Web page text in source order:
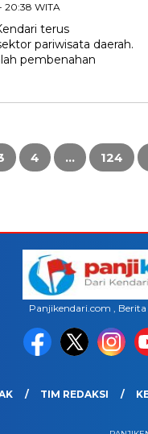
20:38 WITA
terus
pariwisata daerah.
pembenahan
4 … 124
Panjikendari.com ,
TIM REDAKSI